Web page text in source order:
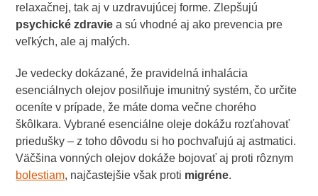
relaxačnej, tak aj v uzdravujúcej forme. Zlepšujú
psychické zdraviea sú vhodné aj ako prevencia pre
veľkých, ale aj malých.
Je vedecky dokázané, že pravidelná inhalácia
esenciálnych olejov posilňuje imunitný systém, čo určite
oceníte v prípade, že máte doma večne chorého
škôlkara. Vybrané esenciálne oleje dokážu rozťahovať
priedušky – z toho dôvodu si ho pochvaľujú aj astmatici.
Väčšina vonných olejov dokáže bojovať aj proti rôznym
bolestiam, najčastejšie však proti migréne.